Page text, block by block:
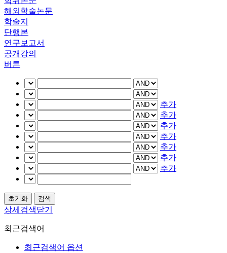
해외학술논문
학술지
단행본
연구보고서
공개강의
버튼
추가
추가
추가
추가
추가
추가
추가
상세검색닫기
최근검색어
최근검색어 옵션